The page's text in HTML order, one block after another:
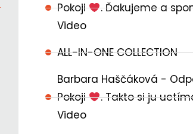
Pokoji
. Ďakujeme a
Video
ALL-IN-ONE COLLECTION
Barbara Haščáková -
Pokoji
. Takto si ju
Video